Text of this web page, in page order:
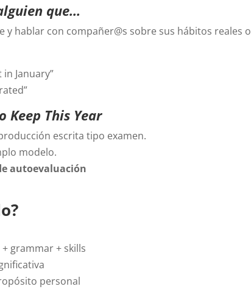
que…
hablar con compañer@s sobre sus hábitos reales o
January”
Keep This Year
escrita tipo examen.
modelo.
autoevaluación
grammar + skills
personal